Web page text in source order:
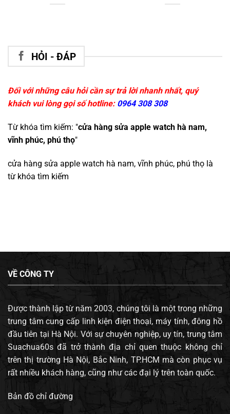
HỎI - ĐÁP
Đối với những câu hỏi cần sự trả lời nhanh nhất, quý
khách vui lòng gọi số hotline: 0964 308 308
Từ khóa tìm kiếm: "cửa hàng sửa apple watch hà nam,
vĩnh phúc, phú thọ"
cửa hàng sửa apple watch hà nam, vĩnh phúc, phú thọ là
từ khóa tìm kiếm
VỀ CÔNG TY
Được thành lập từ năm 2003, chúng tôi là một trong những
trung tâm cung cấp linh kiện điện thoại, máy tính, đông hồ
đầu tiên tại Hà Nội. Với sự chuyên nghiệp, uy tín, trung tâm
Suachua60s đã trở thành địa chỉ quen thuộc không chỉ
trên thị trường Hà Nội, Bắc Ninh, TP.HCM mà còn phục vụ
rất nhiều khách hàng, cũng như các đại lý trên toàn quốc.
Bản đồ chỉ đường